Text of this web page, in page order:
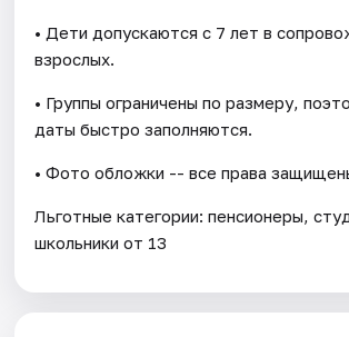
• Дети допускаются с 7 лет в
взрослых.
• Группы ограничены по размеру,
даты быстро заполняются.
• Фото обложки -- все права
Льготные категории: пенсионеры,
школьники от 13